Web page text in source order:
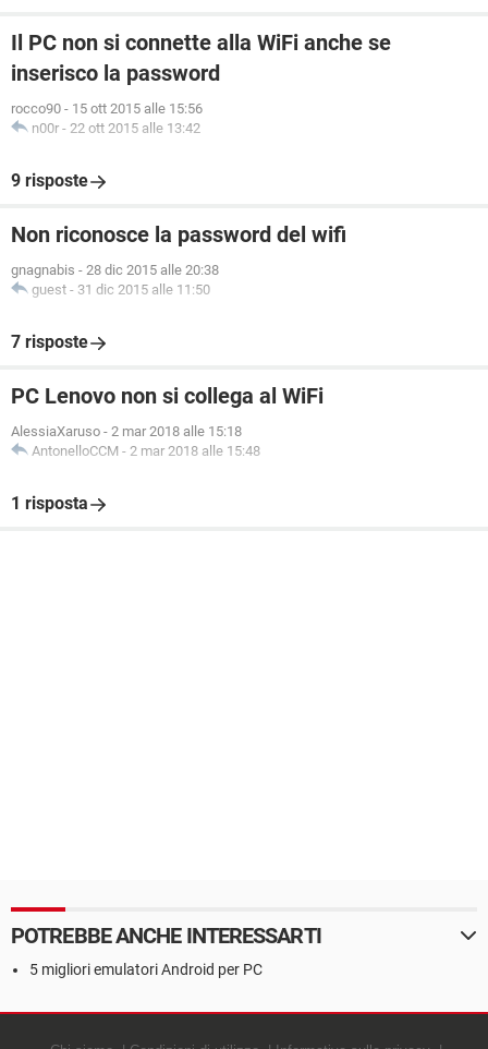
Il PC non si connette alla WiFi anche se
inserisco la password
rocco90 - 15 ott 2015 alle 15:56
n00r - 22 ott 2015 alle 13:42
9 risposte
Non riconosce la password del wifi
gnagnabis - 28 dic 2015 alle 20:38
guest - 31 dic 2015 alle 11:50
7 risposte
PC Lenovo non si collega al WiFi
AlessiaXaruso - 2 mar 2018 alle 15:18
AntonelloCCM - 2 mar 2018 alle 15:48
1 risposta
POTREBBE ANCHE INTERESSARTI
5 migliori emulatori Android per PC